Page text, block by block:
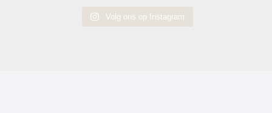
Volg ons op Instagram